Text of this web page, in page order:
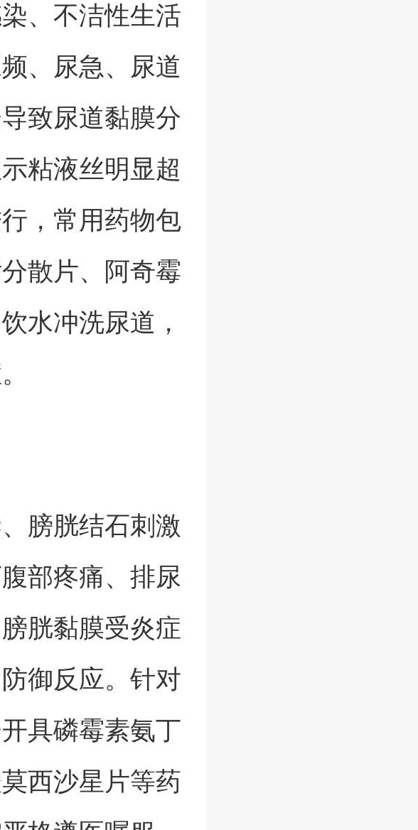
、不洁性生活
、尿急、尿道
致尿道黏膜分
粘液丝明显超
，常用药物包
散片、阿奇霉
水冲洗尿道，
膀胱结石刺激
部疼痛、排尿
胱黏膜受炎症
御反应。针对
具磷霉素氨丁
西沙星片等药